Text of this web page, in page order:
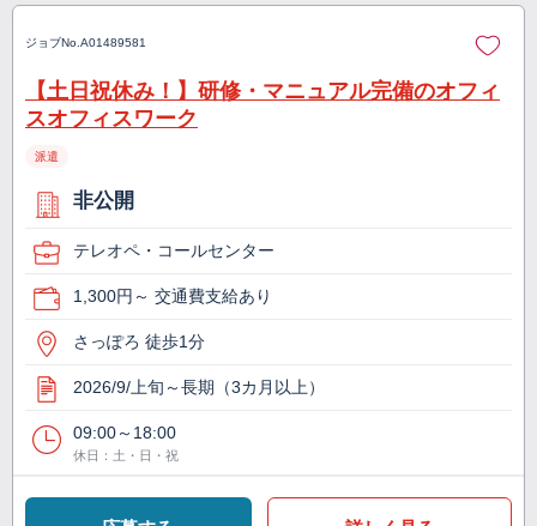
ジョブNo. A01489581
【土日祝休み！】研修・マニュアル完備のオフィ
スオフィスワーク
派遣
非公開
テレオペ・コールセンター
1,300円～ 交通費支給あり
さっぽろ 徒歩1分
2026/9/上旬～長期（3カ月以上）
09:00～18:00
休日：土・日・祝